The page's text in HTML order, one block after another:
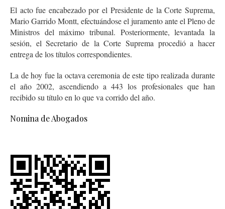
El acto fue encabezado por el Presidente de la Corte Suprema,
Mario Garrido Montt, efectuándose el juramento ante el Pleno de
Ministros del máximo tribunal. Posteriormente, levantada la
sesión, el Secretario de la Corte Suprema procedió a hacer
entrega de los títulos correspondientes.
La de hoy fue la octava ceremonia de este tipo realizada durante
el año 2002, ascendiendo a 443 los profesionales que han
recibido su título en lo que va corrido del año.
Nomina de Abogados